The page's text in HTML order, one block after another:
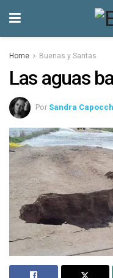
Home Buenas y Santas
Las aguas
Por Sandra